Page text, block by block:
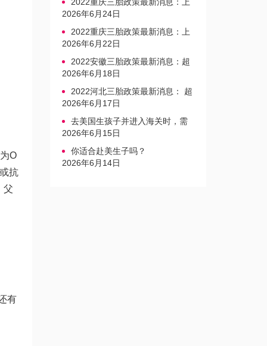
O
抗
父
有
户口、办准生证指南
2026年6月24日
2022重庆三胎政策最新消息：上
户口、办准生证指南
2026年6月22日
2022安徽三胎政策最新消息：超
生家庭罚款标准更新
2026年6月18日
2022河北三胎政策最新消息： 超
生三孩不再缴纳社会抚养费
2026年6月17日
去美国生孩子并进入海关时，需
要注意的事项是什么？
2026年6月15日
你适合赴美生子吗？
2026年6月14日